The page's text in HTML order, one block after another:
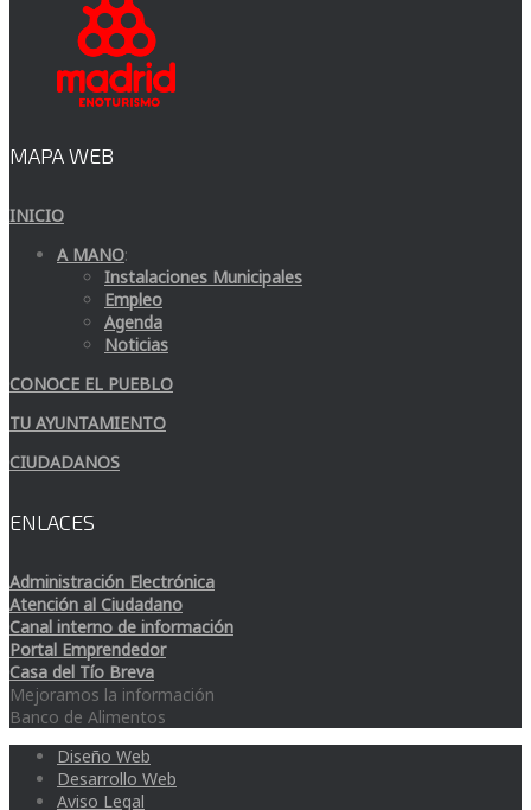
MAPA WEB
INICIO
A MANO:
Instalaciones Municipales
Empleo
Agenda
Noticias
CONOCE EL PUEBLO
TU AYUNTAMIENTO
CIUDADANOS
ENLACES
Administración Electrónica
Atención al Ciudadano
Canal interno de información
Portal Emprendedor
Casa del Tío Breva
Mejoramos la información
Banco de Alimentos
Diseño Web
Desarrollo Web
Aviso Legal